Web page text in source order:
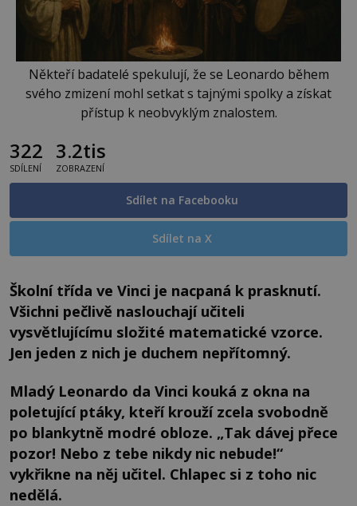
Někteří badatelé spekulují, že se Leonardo během
svého zmizení mohl setkat s tajnými spolky a získat
přístup k neobvyklým znalostem.
322
SDÍLENÍ
3.2tis
ZOBRAZENÍ
Sdílet na Facebooku
Sdílet na X
Školní třída ve Vinci je nacpaná k prasknutí.
Všichni pečlivě naslouchají učiteli
vysvětlujícímu složité matematické vzorce.
Jen jeden z nich je duchem nepřítomný.
Mladý Leonardo da Vinci kouká z okna na
poletující ptáky, kteří krouží zcela svobodně
po blankytně modré obloze. „Tak dávej přece
pozor! Nebo z tebe nikdy nic nebude!“
vykřikne na něj učitel. Chlapec si z toho nic
nedělá.